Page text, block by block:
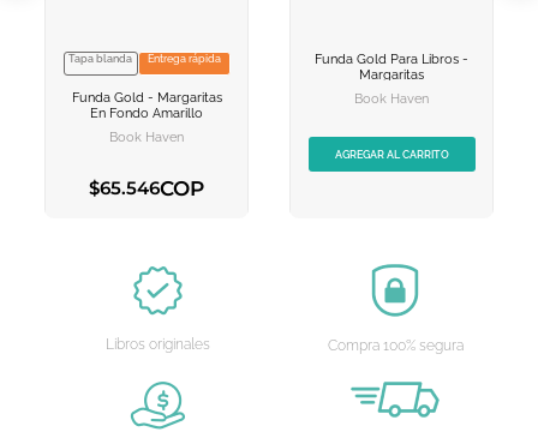
VER INFORMACION
AGREGAR AL
Tapa blanda Entrega rápida
Funda Gold - Margaritas
En Fondo Amarillo
Book Haven
$65.546COP
NO DISPONIBLE
Funda Gold Para Libros -
Margaritas
Book Haven
AGREGAR AL CARRITO
Libros originales Compra 100% segura